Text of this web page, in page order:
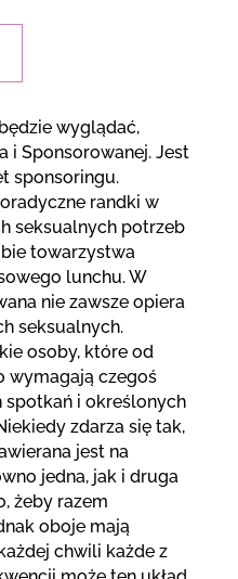
wyglądać,
i Sponsorowanej. Jest
sponsoringu.
randki w
seksualnych potrzeb
towarzystwa
lunchu. W
nie zawsze opiera
seksualnych.
osoby, które od
wymagają czegoś
i określonych
zdarza się tak,
jest na
jedna, jak i druga
żeby razem
oboje mają
chwili każde z